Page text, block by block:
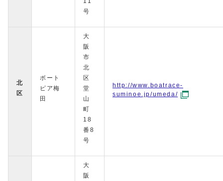
号
北
区
ボート
ピア梅
田
大
阪
市
北
区
堂
山
町
18
番8
号
http://www.boatrace-
suminoe.jp/umeda/
大
阪